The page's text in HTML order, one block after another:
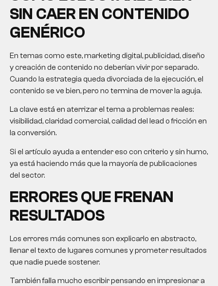
SIN CAER EN CONTENIDO
GENÉRICO
En temas como este, marketing digital, publicidad, diseño
y creación de contenido no deberían vivir por separado.
Cuando la estrategia queda divorciada de la ejecución, el
contenido se ve bien, pero no termina de mover la aguja.
La clave está en aterrizar el tema a problemas reales:
visibilidad, claridad comercial, calidad del lead o fricción en
la conversión.
Si el artículo ayuda a entender eso con criterio y sin humo,
ya está haciendo más que la mayoría de publicaciones
del sector.
ERRORES QUE FRENAN
RESULTADOS
Los errores más comunes son explicarlo en abstracto,
llenar el texto de lugares comunes y prometer resultados
que nadie puede sostener.
También falla mucho escribir pensando en impresionar a